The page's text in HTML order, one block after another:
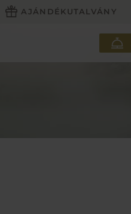
AJÁNDÉKUTALVÁNY